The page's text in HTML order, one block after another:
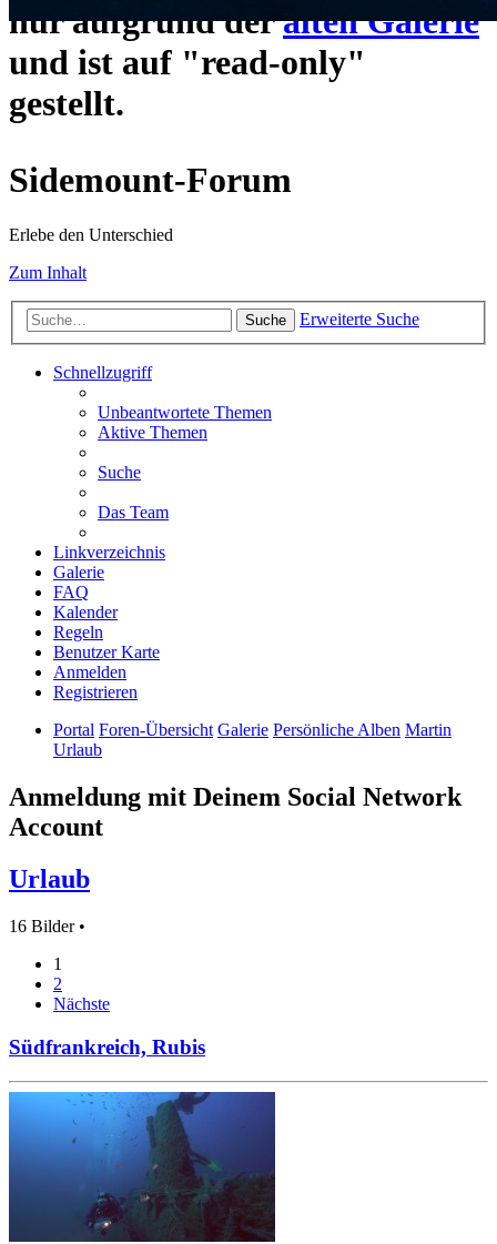
nur aufgrund deralten Galerie
und ist auf "read-only"
gestellt.
Sidemount-Forum
Erlebe den Unterschied
Zum Inhalt
Suche Erweiterte Suche
Schnellzugriff
Unbeantwortete Themen
Aktive Themen
Suche
Das Team
Linkverzeichnis
Galerie
FAQ
Kalender
Regeln
Benutzer Karte
Anmelden
Registrieren
Portal Foren-Übersicht Galerie Persönliche Alben Martin
Urlaub
Anmeldung mit Deinem Social Network
Account
Urlaub
16 Bilder •
1
2
Nächste
Südfrankreich, Rubis